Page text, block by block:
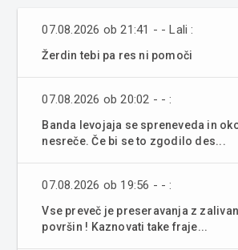
07.08.2026 ob 21:41 - - Lali :
Žerdin tebi pa res ni pomoči
07.08.2026 ob 20:02 - - :
Banda levojaja se spreneveda in
nesreče. Če bi se to zgodilo des...
07.08.2026 ob 19:56 - - :
Vse preveč je preseravanja z
površin ! Kaznovati take fraje...